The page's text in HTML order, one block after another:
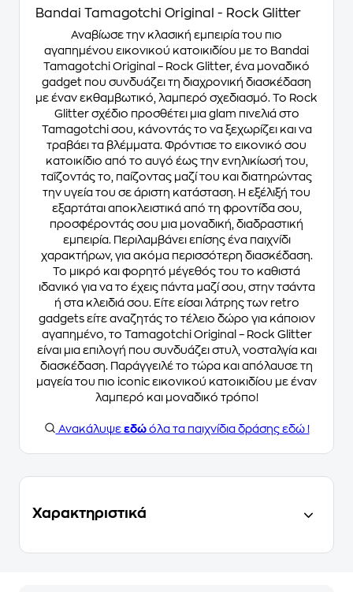
Bandai Tamagotchi Original - Rock Glitter
Αναβίωσε την κλασική εμπειρία του πιο
αγαπημένου εικονικού κατοικιδίου με το Bandai
Tamagotchi Original – Rock Glitter, ένα μοναδικό
gadget που συνδυάζει τη διαχρονική διασκέδαση
με έναν εκθαμβωτικό, λαμπερό σχεδιασμό. Το Rock
Glitter σχέδιο προσθέτει μια glam πινελιά στο
Tamagotchi σου, κάνοντάς το να ξεχωρίζει και να
τραβάει τα βλέμματα. Φρόντισε το εικονικό σου
κατοικίδιο από το αυγό έως την ενηλικίωσή του,
ταΐζοντάς το, παίζοντας μαζί του και διατηρώντας
την υγεία του σε άριστη κατάσταση. Η εξέλιξή του
εξαρτάται αποκλειστικά από τη φροντίδα σου,
προσφέροντάς σου μια μοναδική, διαδραστική
εμπειρία. Περιλαμβάνει επίσης ένα παιχνίδι
χαρακτήρων, για ακόμα περισσότερη διασκέδαση.
Το μικρό και φορητό μέγεθός του το καθιστά
ιδανικό για να το έχεις πάντα μαζί σου, στην τσάντα
ή στα κλειδιά σου. Είτε είσαι λάτρης των retro
gadgets είτε αναζητάς το τέλειο δώρο για κάποιον
αγαπημένο, το Tamagotchi Original – Rock Glitter
είναι μια επιλογή που συνδυάζει στυλ, νοσταλγία και
διασκέδαση. Παράγγειλέ το τώρα και απόλαυσε τη
μαγεία του πιο iconic εικονικού κατοικιδίου με έναν
λαμπερό και μοναδικό τρόπο!
Ανακάλυψε εδώόλα τα παιχνίδια δράσης εδώ !
Χαρακτηριστικά